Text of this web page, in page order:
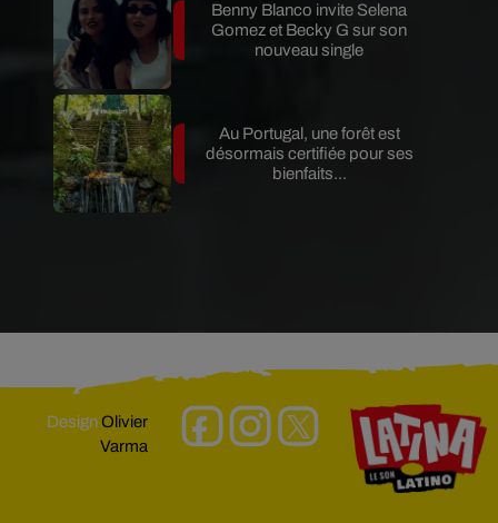
Benny Blanco invite Selena
Gomez et Becky G sur son
nouveau single
Au Portugal, une forêt est
désormais certifiée pour ses
bienfaits...
DesignOlivier
Varma